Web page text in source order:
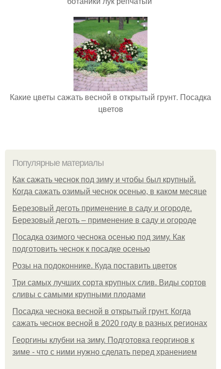
Какие цветы сажать весной в открытый грунт. Посадка
цветов
Популярные материалы
Как сажать чеснок под зиму и чтобы был крупный.
Когда сажать озимый чеснок осенью, в каком месяце
Березовый деготь применение в саду и огороде.
Березовый деготь – применение в саду и огороде
Посадка озимого чеснока осенью под зиму. Как
подготовить чеснок к посадке осенью
Розы на подоконнике. Куда поставить цветок
Три самых лучших сорта крупных слив. Виды сортов
сливы с самыми крупными плодами
Посадка чеснока весной в открытый грунт. Когда
сажать чеснок весной в 2020 году в разных регионах
Георгины клубни на зиму. Подготовка георгинов к
зиме - что с ними нужно сделать перед хранением